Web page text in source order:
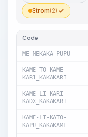
Strom(2)
Code
ME_MEKAKA_PUPU
KAME-TO-KAME-
KARI_KAKAKARI
KAME-LI-KARI-
KADX_KAKAKARI
KAME-LI-KATO-
KAPU_KAKAKAME